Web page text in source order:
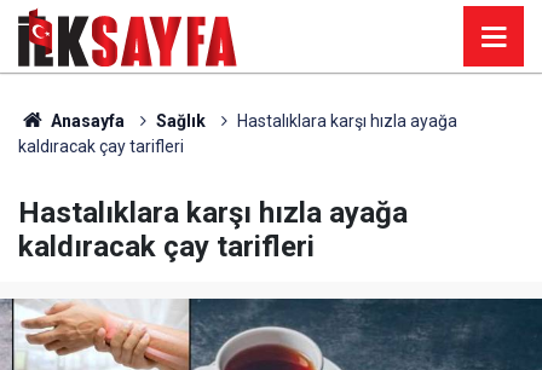
Anasayfa Sağlık
Hastalıklara karşı hızla ayağa
kaldıracak çay tarifleri
Hastalıklara karşı hızla ayağa
kaldıracak çay tarifleri